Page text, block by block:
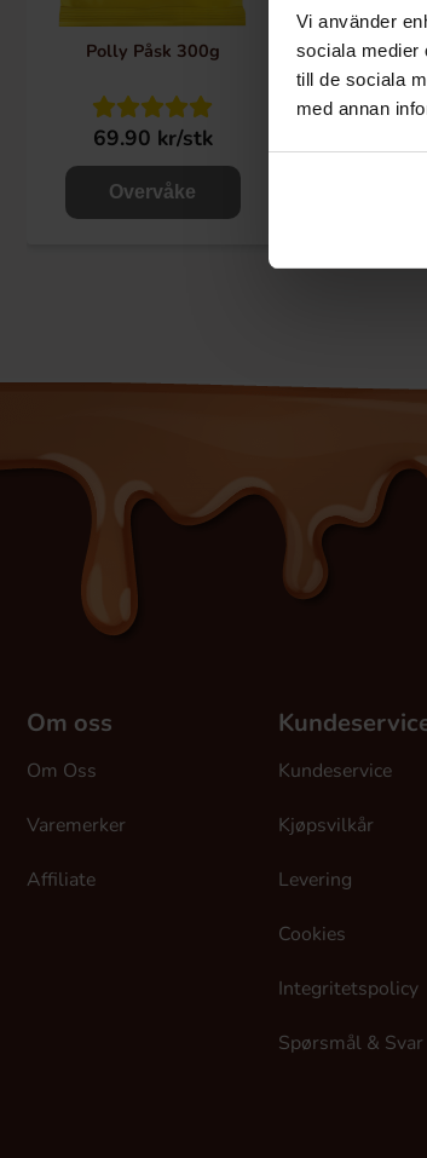
Vi använder
sociala medier
till de sociala
med annan
Polly Påsk 300g
69.90 kr/stk
Overvåke
Polly
Om oss
Om Oss
Varemerker
Affiliate
Kundeservice
Kjøpsvilkår
Levering
Cookies
Integritetspolicy
Spørsmål & Svar